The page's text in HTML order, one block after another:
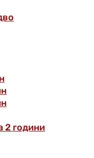
2 години